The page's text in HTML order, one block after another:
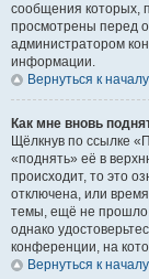
сообщения которых,
просмотрены перед
администратором
информации.
Вернуться к началу
Как мне вновь
Щёлкнув по ссылке
«поднять» её в
происходит, то это
отключена, или
темы, ещё не прошло.
однако
конференции, на
Вернуться к началу